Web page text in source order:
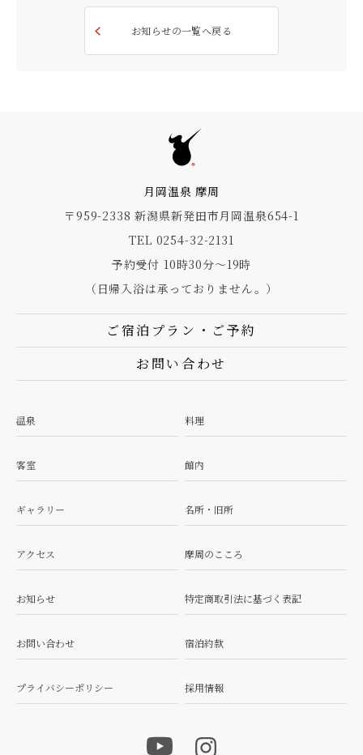
お知らせの一覧へ戻る
温泉 料理
客室 館内
ギャラリー 名所・旧所
アクセス 摩周のこころ
お知らせ 特定商取引法に基づく表記
お問い合わせ 宿泊約款
プライバシーポリシー 採用情報
月岡温泉 摩周
〒959-2338 新潟県新発田市月岡温泉654-1
TEL 0254-32-2131
予約受付 10時30分～19時
（日帰入浴は承っておりません。）
ご宿泊プラン・ご予約
お問い合わせ